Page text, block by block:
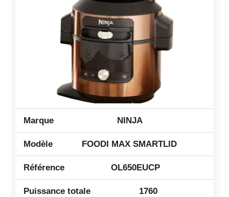
NINJA
FOODI MAX SMARTLID
OL650EUCP
1760